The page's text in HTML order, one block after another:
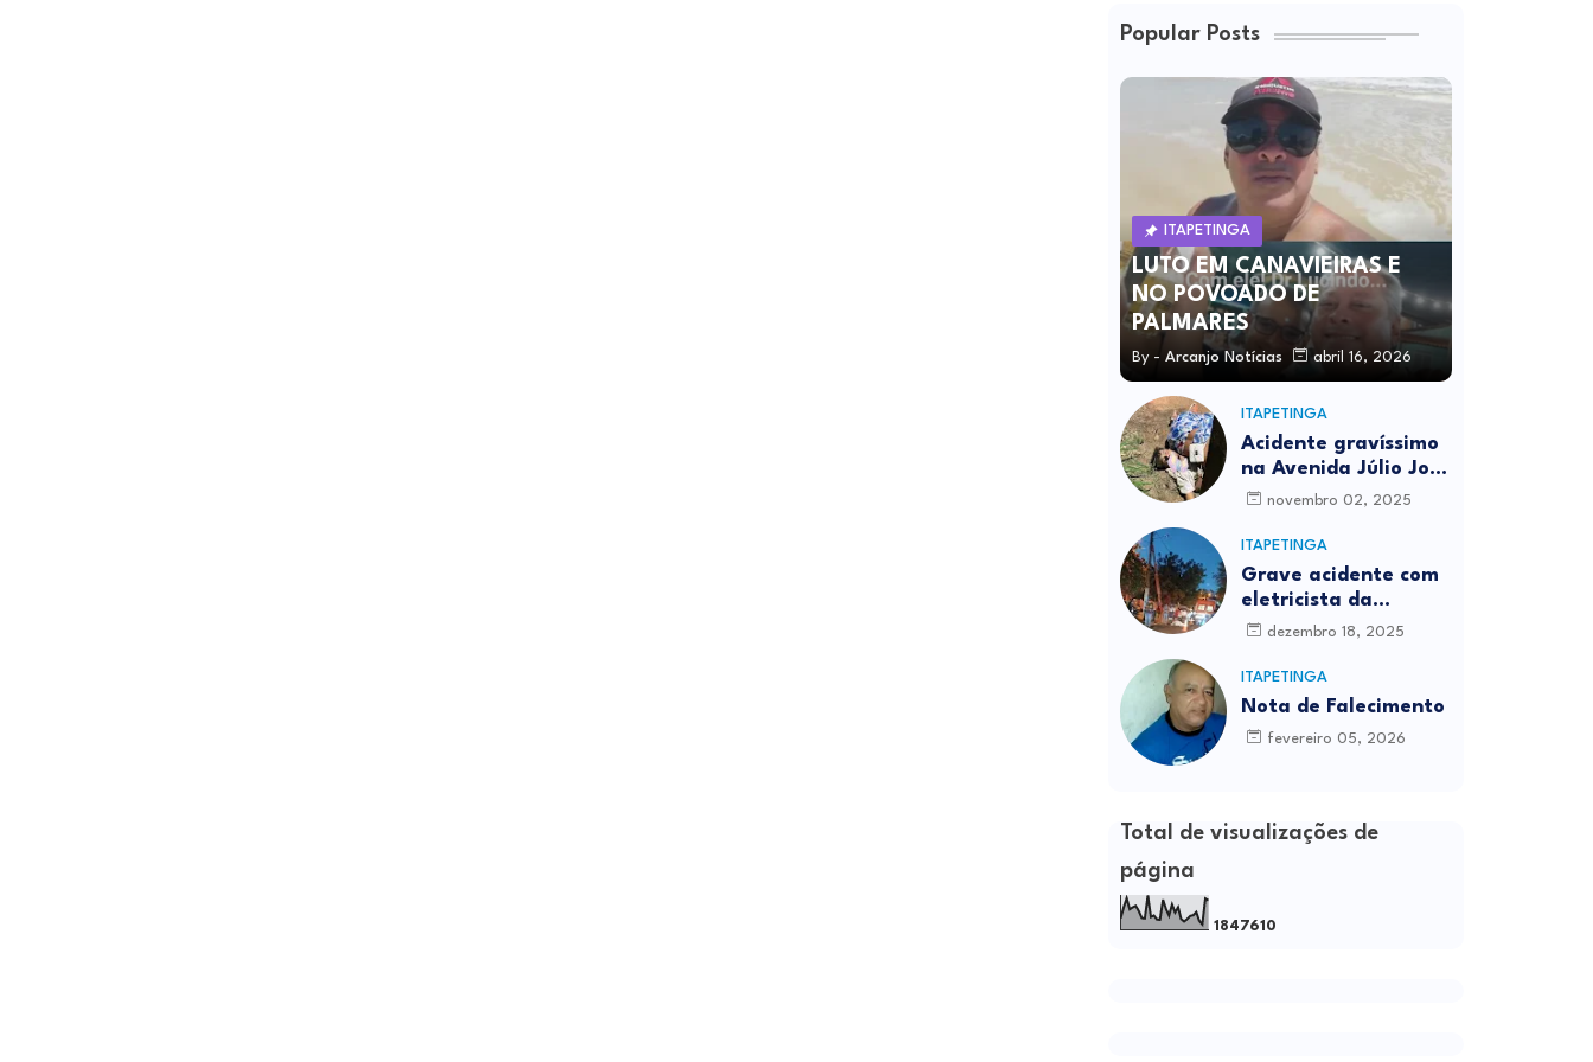
Popular Posts
ITAPETINGA
LUTO EM CANAVIEIRAS E
NO POVOADO DE
PALMARES
By - Arcanjo Notícias abril 16, 2026
ITAPETINGA
Acidente gravíssimo
na Avenida Júlio José
Rodrigues deixa um
novembro 02, 2025
ITAPETINGA
Grave acidente com
eletricista da
Prefeitura é
Itapetinga
dezembro 18, 2025
ITAPETINGA
Nota de Falecimento
fevereiro 05, 2026
Total de visualizações de
página
1 84761 0